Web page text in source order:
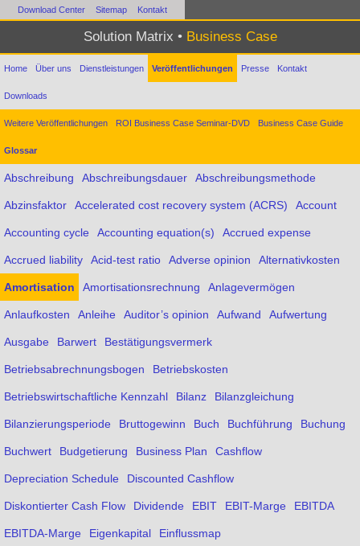
Download Center Sitemap Kontakt
Solution Matrix • Business Case
Home Über uns Dienstleistungen Veröffentlichungen Presse Kontakt
Downloads
Weitere Veröffentlichungen ROI Business Case Seminar-DVD Business Case Guide
Glossar
Abschreibung Abschreibungsdauer Abschreibungsmethode
Abzinsfaktor Accelerated cost recovery system (ACRS) Account
Accounting cycle Accounting equation(s) Accrued expense
Accrued liability Acid-test ratio Adverse opinion Alternativkosten
Amortisation Amortisationsrechnung Anlagevermögen
Anlaufkosten Anleihe Auditor’s opinion Aufwand Aufwertung
Ausgabe Barwert Bestätigungsvermerk
Betriebsabrechnungsbogen Betriebskosten
Betriebswirtschaftliche Kennzahl Bilanz Bilanzgleichung
Bilanzierungsperiode Bruttogewinn Buch Buchführung Buchung
Buchwert Budgetierung Business Plan Cashflow
Depreciation Schedule Discounted Cashflow
Diskontierter Cash Flow Dividende EBIT EBIT-Marge EBITDA
EBITDA-Marge Eigenkapital Einflussmap